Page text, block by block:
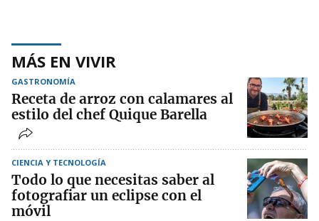
MÁS EN VIVIR
GASTRONOMÍA
Receta de arroz con calamares al
estilo del chef Quique Barella
CIENCIA Y TECNOLOGÍA
Todo lo que necesitas saber al
fotografiar un eclipse con el
móvil